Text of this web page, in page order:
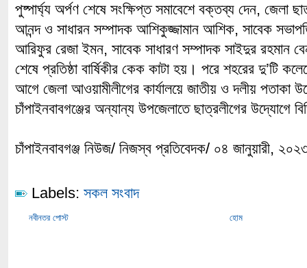
পুষ্পার্ঘ্য অর্পণ শেষে সংক্ষিপ্ত সমাবেশে বক্তব্য দেন, জেলা
আনন্দ ও সাধারন সম্পাদক আশিকুজ্জামান আশিক, সাবেক
আরিফুর রেজা ইমন, সাবেক সাধারণ সম্পাদক সাইদুর রহমান
শেষে প্রতিষ্ঠা বার্ষিকীর কেক কাটা হয়। পরে শহরের দু’টি
আগে জেলা আওয়ামীলীগের কার্যালয়ে জাতীয় ও দলীয়
চাঁপাইনবাবগঞ্জের অন্যান্য উপজেলাতে ছাত্রলীগের উদ্যোগে
চাঁপাইনবাবগঞ্জ নিউজ/ নিজস্ব প্রতিবেদক/ ০৪ জানুয়ারী,
Labels: সকল সংবাদ
নবীনতর পোস্ট হোম